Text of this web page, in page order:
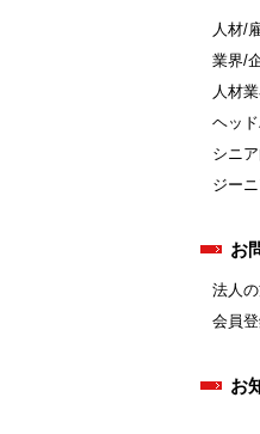
人材/
業界/
人材
ヘッ
シニ
ジー
お
法人
会員
お